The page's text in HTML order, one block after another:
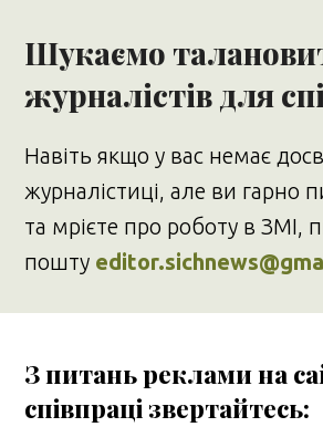
Шукаємо
журналістів для
Навіть якщо у вас немає
журналістиці, але ви гарно
та мрієте про роботу в ЗМІ,
пошту
З питань реклами на
співпраці звертайтесь: